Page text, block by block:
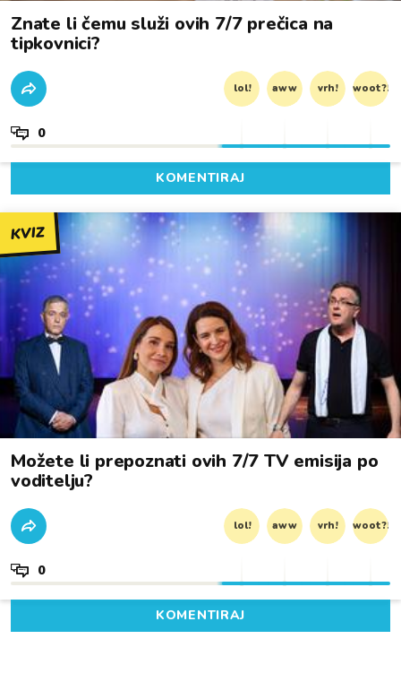
Znate li čemu služi ovih 7/7 prečica na
tipkovnici?
lol! aww vrh! woot?!
0
KOMENTIRAJ
KVIZ
Možete li prepoznati ovih 7/7 TV emisija po
voditelju?
lol! aww vrh! woot?!
0
KOMENTIRAJ